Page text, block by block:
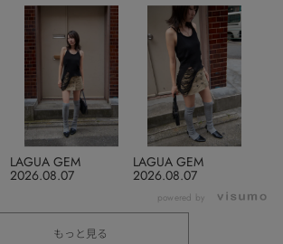
2026.08.07
LAGUA GEM
2026.08.07
LAGUA GEM
powered by
もっと見る